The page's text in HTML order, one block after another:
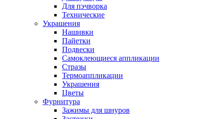
Для пэчворка
Технические
Украшения
Нашивки
Пайетки
Подвески
Самоклеющиеся аппликации
Стразы
Термоаппликации
Украшения
Цветы
Фурнитура
Зажимы для шнуров